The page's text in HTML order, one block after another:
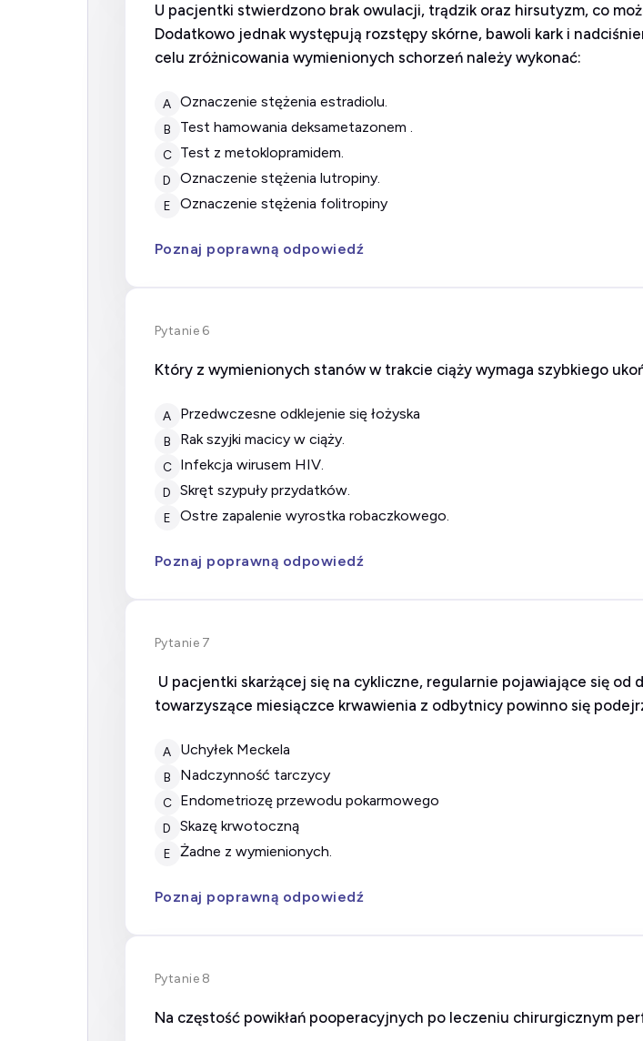
U pacjentki stwierdzono brak owulacji, trądzik oraz hirsutyzm, co
Dodatkowo jednak występują rozstępy skórne, bawoli kark i
celu zróżnicowania wymienionych schorzeń należy wykonać:
A oznaczenie stężenia estradiolu.
B test hamowania deksametazonem .
C test z metoklopramidem.
D oznaczenie stężenia lutropiny.
E oznaczenie stężenia folitropiny
Poznaj poprawną odpowiedź
Pytanie 6
Który z wymienionych stanów w trakcie ciąży wymaga szybkiego
A przedwczesne odklejenie się łożyska
B rak szyjki macicy w ciąży.
C infekcja wirusem HIV.
D skręt szypuły przydatków.
E ostre zapalenie wyrostka robaczkowego.
Poznaj poprawną odpowiedź
Pytanie 7
U pacjentki skarżącej się na cykliczne, regularnie pojawiające się od
towarzyszące miesiączce krwawienia z odbytnicy powinno się
A uchyłek Meckela
B nadczynność tarczycy
C endometriozę przewodu pokarmowego
D skazę krwotoczną
E żadne z wymienionych.
Poznaj poprawną odpowiedź
Pytanie 8
Na częstość powikłań pooperacyjnych po leczeniu chirurgicznym